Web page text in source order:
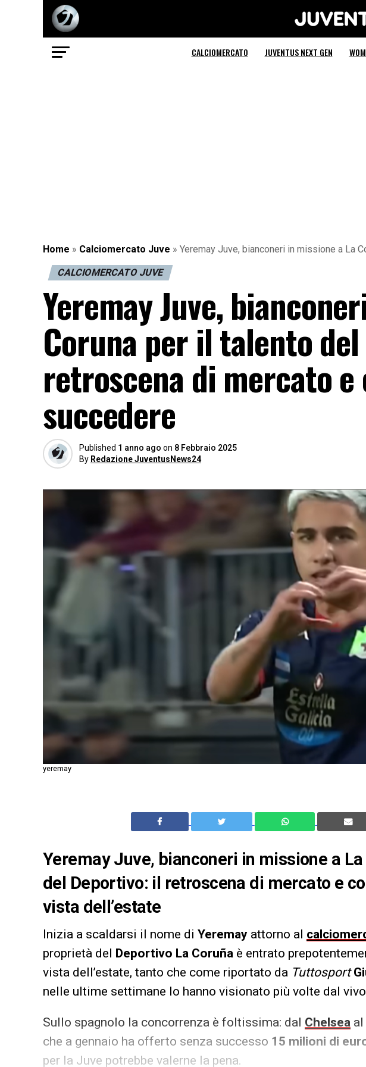
CALCIOMERCATO JUVENTUS NEXT GEN
Home » Calciomercato Juve » Yeremay Juve, bianconeri in missione a La
CALCIOMERCATO JUVE
Yeremay Juve,
Coruna per il talento
retroscena di mercato e
succedere
Published 1 anno ago on 8 Febbraio 2025
By Redazione JuventusNews24
yeremay
Yeremay Juve, bianconeri in missione a
del Deportivo: il retroscena di mercato e
vista dell’estate
Inizia a scaldarsi il nome di Yeremay attorno al
proprietà del Deportivo La Coruña è entrato
vista dell’estate, tanto che come riportato da Tuttosport
nelle ultime settimane lo hanno visionato più volte dal
Sullo spagnolo la concorrenza è foltissima: dal Chelsea al
che a gennaio ha offerto senza successo 15 milioni di
per la Juve potrebbe valerne la pena.